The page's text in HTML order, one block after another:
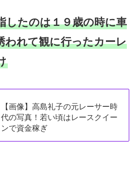
したのは１９歳の時に車
われて観に行ったカーレ
【画像】高島礼子の元レーサー時
代の写真！若い頃はレースクイー
ンで資金稼ぎ